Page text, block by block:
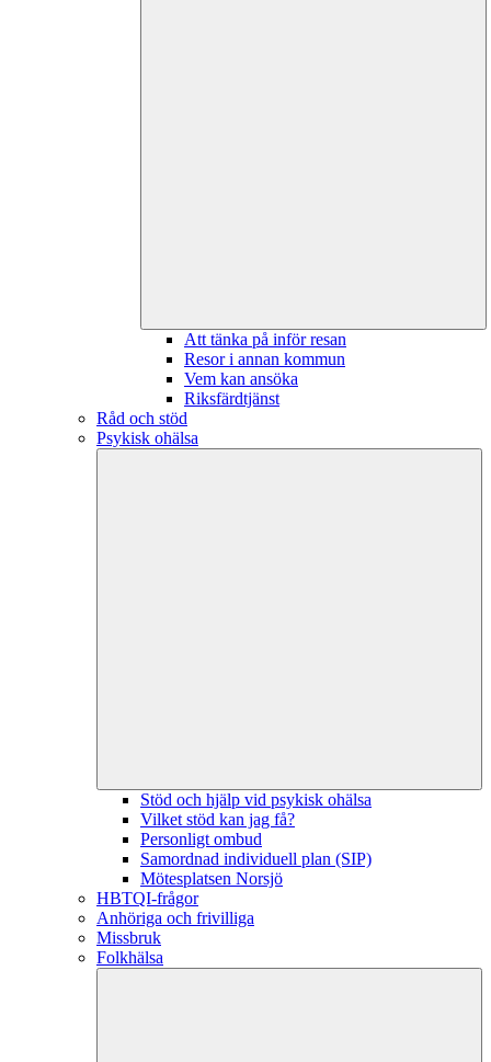
Att tänka på inför resan
Resor i annan kommun
Vem kan ansöka
Riksfärdtjänst
Råd och stöd
Psykisk ohälsa
Stöd och hjälp vid psykisk ohälsa
Vilket stöd kan jag få?
Personligt ombud
Samordnad individuell plan (SIP)
Mötesplatsen Norsjö
HBTQI-frågor
Anhöriga och frivilliga
Missbruk
Folkhälsa